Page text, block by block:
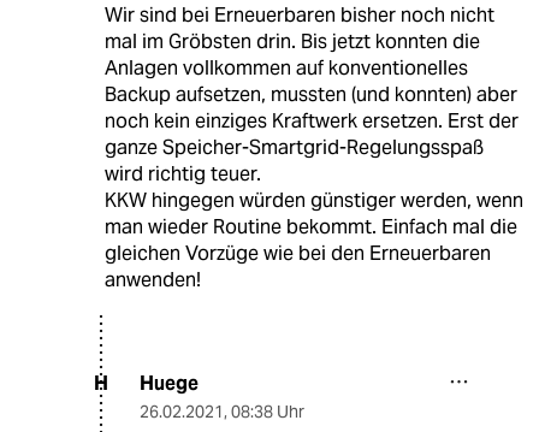
Wir sind bei Erneuerbaren bisher noch nicht
mal im Gröbsten drin. Bis jetzt konnten die
Anlagen vollkommen auf konventionelles
Backup aufsetzen, mussten (und konnten) aber
noch kein einziges Kraftwerk ersetzen. Erst der
ganze Speicher-Smartgrid-Regelungsspaß
wird richtig teuer.
KKW hingegen würden günstiger werden, wenn
man wieder Routine bekommt. Einfach mal die
gleichen Vorzüge wie bei den Erneuerbaren
anwenden!
H Huege
26.02.2021, 08:38 Uhr